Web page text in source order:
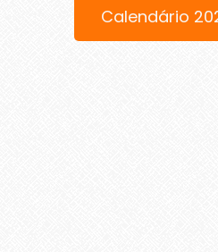
Calendário